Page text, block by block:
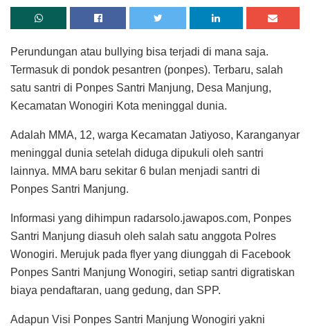
Perundungan atau bullying bisa terjadi di mana saja.
Termasuk di pondok pesantren (ponpes). Terbaru, salah
satu santri di Ponpes Santri Manjung, Desa Manjung,
Kecamatan Wonogiri Kota meninggal dunia.
Adalah MMA, 12, warga Kecamatan Jatiyoso, Karanganyar
meninggal dunia setelah diduga dipukuli oleh santri
lainnya. MMA baru sekitar 6 bulan menjadi santri di
Ponpes Santri Manjung.
Informasi yang dihimpun radarsolo.jawapos.com, Ponpes
Santri Manjung diasuh oleh salah satu anggota Polres
Wonogiri. Merujuk pada flyer yang diunggah di Facebook
Ponpes Santri Manjung Wonogiri, setiap santri digratiskan
biaya pendaftaran, uang gedung, dan SPP.
Adapun Visi Ponpes Santri Manjung Wonogiri yakni